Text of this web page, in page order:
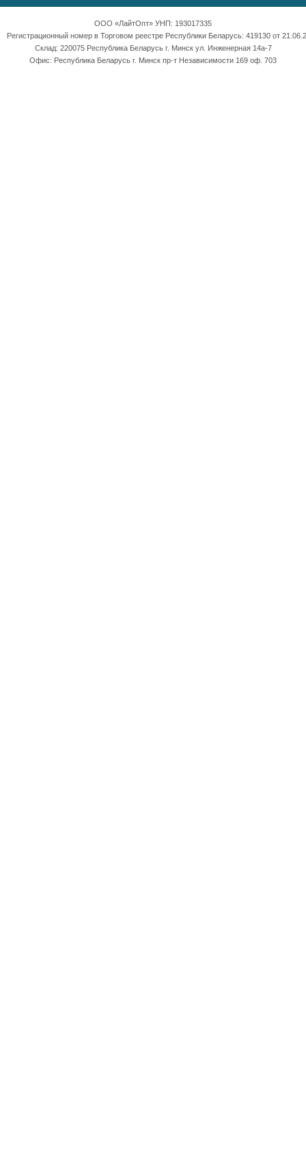
ООО «ЛайтОпт» УНП: 193017335
Регистрационный номер в Торговом реестре Республики Беларусь: 419130 от
Склад: 220075 Республика Беларусь г. Минск ул. Инженерная 14а-7
Офис: Республика Беларусь г. Минск пр-т Независимости 169 оф. 703